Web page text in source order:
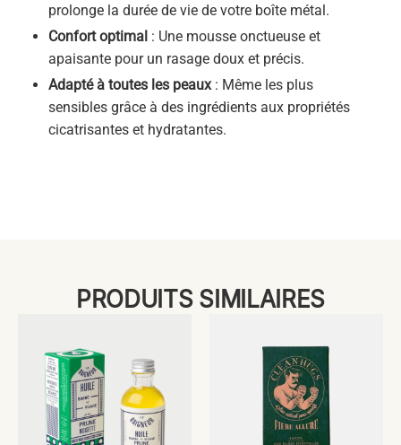
prolonge la durée de vie de votre boîte métal.
Confort optimal : Une mousse onctueuse et
apaisante pour un rasage doux et précis.
Adapté à toutes les peaux: Même les plus
sensibles grâce à des ingrédients aux propriétés
cicatrisantes et hydratantes.
PRODUITS SIMILAIRES